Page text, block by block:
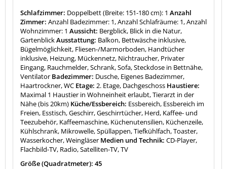
Schlafzimmer: Doppelbett (Breite: 151-180 cm): 1 Anzahl
Zimmer: Anzahl Badezimmer: 1, Anzahl Schlafräume: 1, Anzahl
Wohnzimmer: 1 Aussicht: Bergblick, Blick in die Natur,
GartenblickAusstattung: Balkon, Bettwäsche inklusive,
Bügelmöglichkeit, Fliesen-/Marmorboden, Handtücher
inklusive, Heizung, Mückennetz, Nichtraucher, Privater
Eingang, Rauchmelder, Schrank, Sofa, Steckdose in Bettnähe,
Ventilator Badezimmer: Dusche, Eigenes Badezimmer,
Haartrockner, WC Etage: 2. Etage, Dachgeschoss Haustiere:
Maximal 1 Haustier in Wohneinheit erlaubt, Tierarzt in der
Nähe (bis 20km) Küche/Essbereich: Essbereich, Essbereich im
Freien, Esstisch, Geschirr, Geschirrtücher, Herd, Kaffee- und
Teezubehör, Kaffeemaschine, Küchenutensilien, Küchenzeile,
Kühlschrank, Mikrowelle, Spüllappen, Tiefkühlfach, Toaster,
Wasserkocher, Weingläser Medien und Technik: CD-Player,
Flachbild-TV, Radio, Satelliten-TV, TV
Größe (Quadratmeter): 45